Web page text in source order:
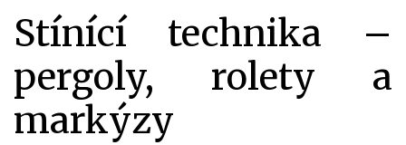
Stínící technika –
pergoly, rolety a
markýzy